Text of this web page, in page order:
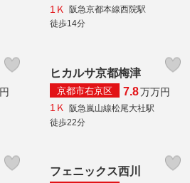
1Ｋ
阪急京都本線西院駅
徒歩14分
ヒカルサ京都梅津
京都市右京区 7.8万万円
1Ｋ 阪急嵐山線松尾大社駅
徒歩22分
フェニックス西川